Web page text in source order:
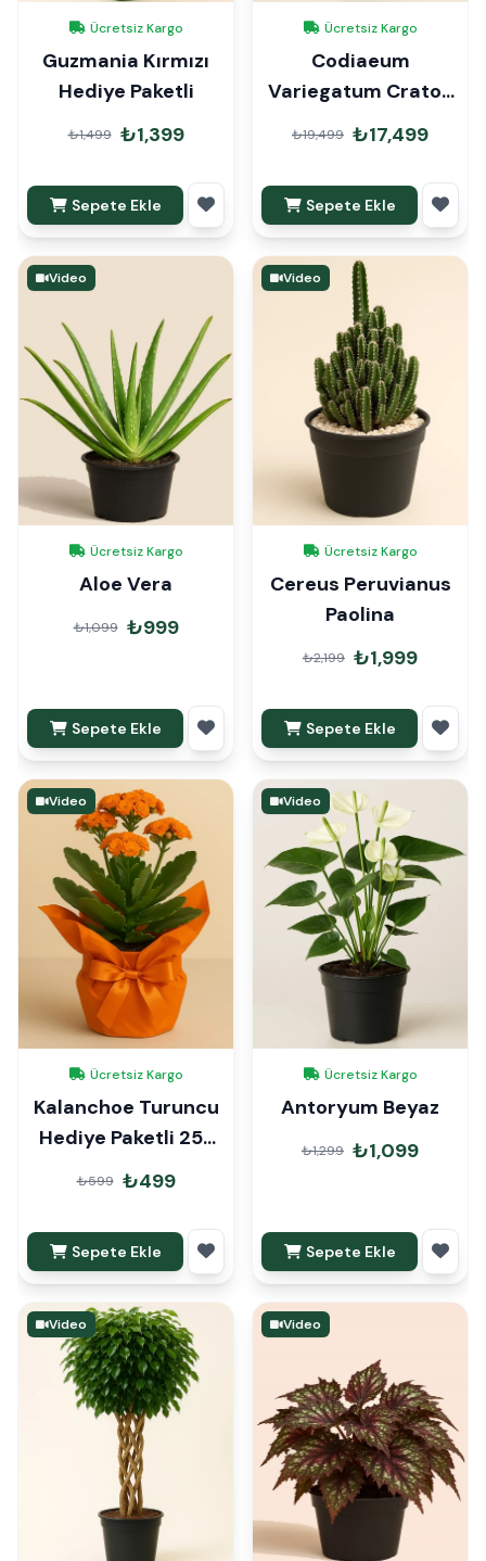
Ücretsiz Kargo
Guzmania Kırmızı
Hediye Paketli
₺1,499 ₺1,399
Sepete Ekle
Ücretsiz Kargo
Codiaeum
Variegatum Craton
150cm
₺19,499 ₺17,499
Sepete Ekle
Video
Ücretsiz Kargo
Aloe Vera
₺1,099 ₺999
Sepete Ekle
Video
Ücretsiz Kargo
Cereus Peruvianus
Paolina
₺2,199 ₺1,999
Sepete Ekle
Video
Ücretsiz Kargo
Kalanchoe Turuncu
Hediye Paketli 25-
30cm
₺599 ₺499
Sepete Ekle
Video
Ücretsiz Kargo
Antoryum Beyaz
₺1,299 ₺1,099
Sepete Ekle
Video Video